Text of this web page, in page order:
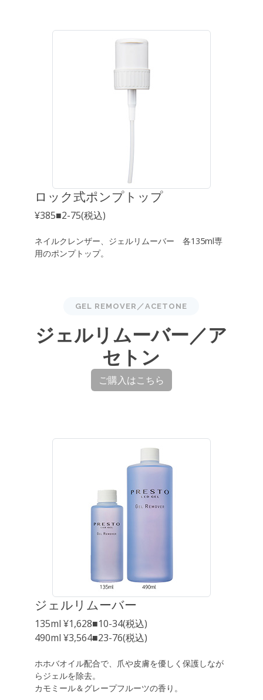
ロック式ポンプトップ
¥385■2-75(税込)
ネイルクレンザー、ジェルリムーバー 各135ml専
用のポンプトップ。
GEL REMOVER／ACETONE
ジェルリムーバー／ア
セトン
ご購入はこちら
ジェルリムーバー
135ml ¥1,628■10-34(税込)
490ml ¥3,564■23-76(税込)
ホホバオイル配合で、爪や皮膚を優しく保護しなが
らジェルを除去。
カモミール＆グレープフルーツの香り。